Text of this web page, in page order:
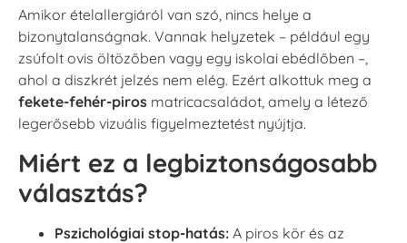
Amikor ételallergiáról van szó, nincs helye a
bizonytalanságnak. Vannak helyzetek – például egy
zsúfolt ovis öltözőben vagy egy iskolai ebédlőben –,
ahol a diszkrét jelzés nem elég. Ezért alkottuk meg a
fekete-fehér-piros matricacsaládot, amely a létező
legerősebb vizuális figyelmeztetést nyújtja.
Miért ez a legbiztonságosabb
választás?
Pszichológiai stop-hatás: A piros kör és az